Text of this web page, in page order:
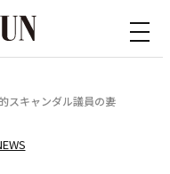
スキャンダル議員の妻